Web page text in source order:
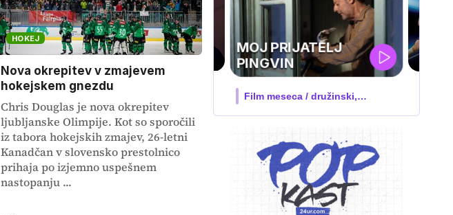
HOKEJ
Nova okrepitev v zmajevem
hokejskem gnezdu
Chris Douglas je nova okrepitev
ljubljanske Olimpije. Kot so sporočili
iz tabora hokejskih zmajev, 26-letni
Kanadčan v slovensko prestolnico
prihaja po izjemno uspešnem
nastopanju ...
UEFA
SUPERPOKAL
V živo na VOYO: sreda ob 20.30